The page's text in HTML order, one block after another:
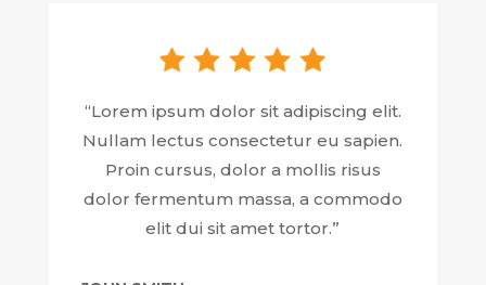
“Lorem ipsum dolor sit adipiscing elit.
Nullam lectus consectetur eu sapien.
Proin cursus, dolor a mollis risus
dolor fermentum massa, a commodo
elit dui sit amet tortor.”